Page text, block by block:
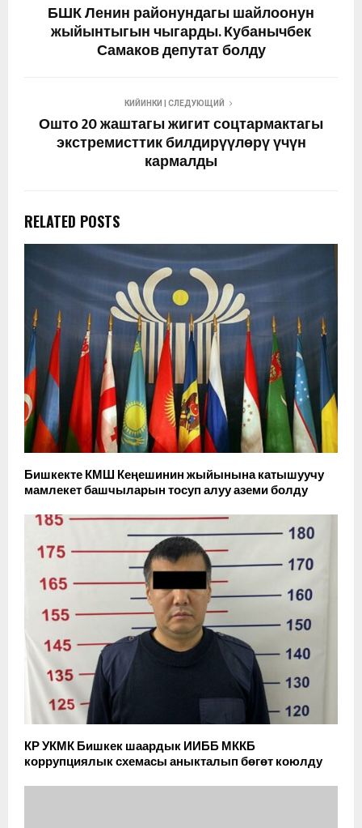
БШК Ленин районундагы шайлоонун
жыйынтыгын чыгарды. Кубанычбек
Самаков депутат болду
КИЙИНКИ | СЛЕДУЮЩИЙ
Ошто 20 жаштагы жигит соцтармактагы
экстремисттик билдирүүлөрү үчүн
кармалды
RELATED POSTS
Бишкекте КМШ Кеңешинин жыйынына катышуучу
мамлекет башчыларын тосуп алуу аземи болду
КР УКМК Бишкек шаардык ИИББ МККБ
коррупциялык схемасы аныкталып бөгөт коюлду